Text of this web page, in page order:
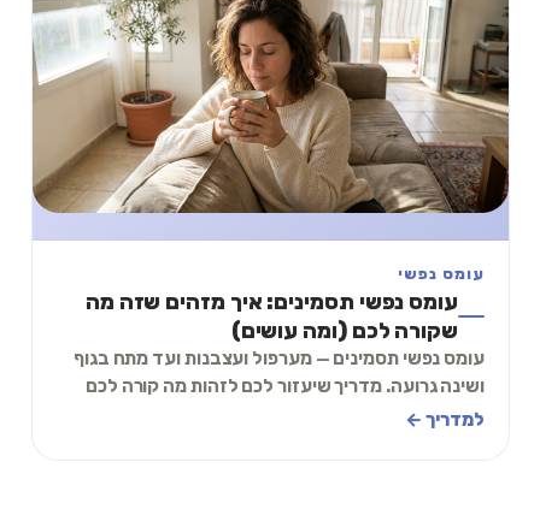
עומס נפשי
עומס נפשי תסמינים: איך מזהים שזה מה
שקורה לכם (ומה עושים)
עומס נפשי תסמינים — מערפול ועצבנות ועד מתח בגוף
ושינה גרועה. מדריך שיעזור לכם לזהות מה קורה לכם
ולהתחיל להירגע כבר עכשיו, צעד אחר צעד.
למדריך ←